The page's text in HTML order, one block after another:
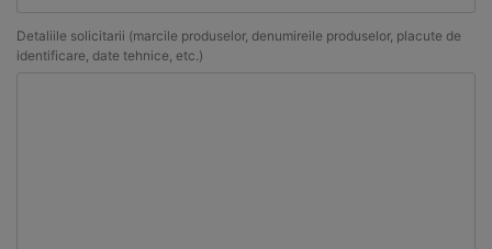
Detaliile solicitarii (marcile produselor, denumireile produselor, placute de
identificare, date tehnice, etc.)